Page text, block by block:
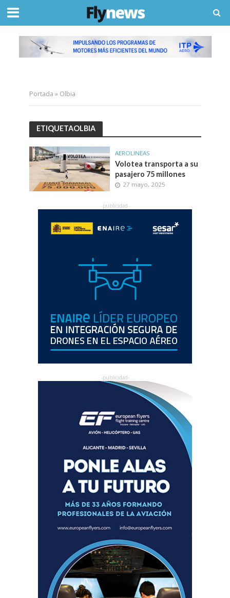
Portada » Olbia
ETIQUETAOLBIA
AEROLINEAS
Volotea transporta a su
pasajero 75 millones
27 mayo, 2025